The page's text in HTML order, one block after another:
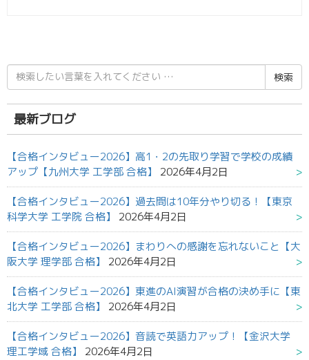
検
索
結
果:
最新ブログ
【合格インタビュー2026】高1・2の先取り学習で学校の成績
アップ【九州大学 工学部 合格】
2026年4月2日
【合格インタビュー2026】過去問は10年分やり切る！【東京
科学大学 工学院 合格】
2026年4月2日
【合格インタビュー2026】まわりへの感謝を忘れないこと【大
阪大学 理学部 合格】
2026年4月2日
【合格インタビュー2026】東進のAI演習が合格の決め手に【東
北大学 工学部 合格】
2026年4月2日
【合格インタビュー2026】音読で英語力アップ！【金沢大学
理工学域 合格】
2026年4月2日